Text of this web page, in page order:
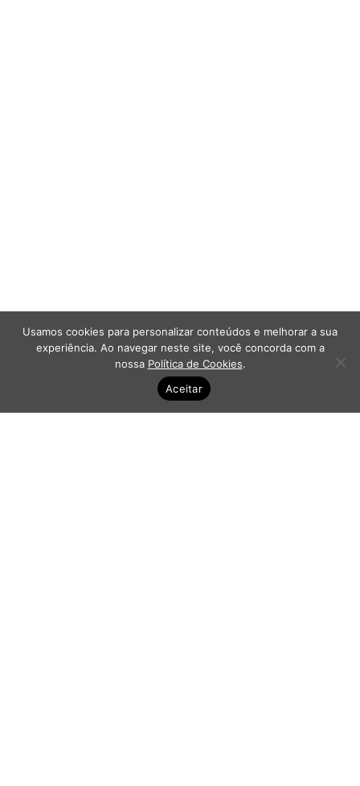
Usamos cookies para personalizar conteúdos e melhorar a sua
experiência. Ao navegar neste site, você concorda com a
nossa Política de Cookies.
Aceitar